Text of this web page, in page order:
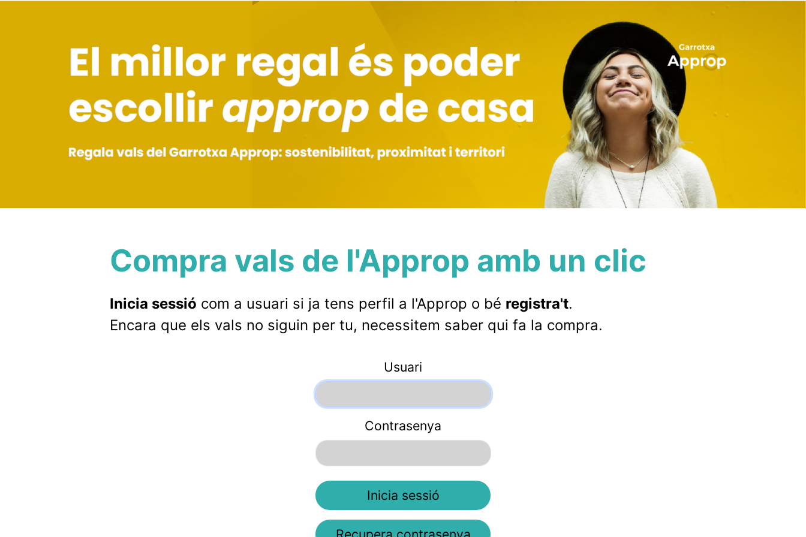
Compra vals de l'Approp amb un clic
Inicia sessió com a usuari si ja tens perfil a l'Approp o bé registra't.
Encara que els vals no siguin per tu, necessitem saber qui fa la compra.
Usuari
Contrasenya
Inicia sessió
Recupera contrasenya